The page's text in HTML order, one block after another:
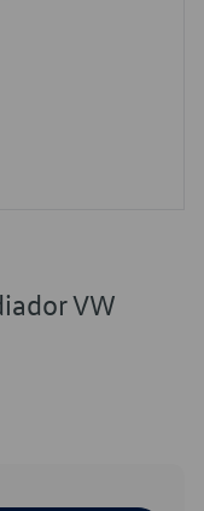
VW